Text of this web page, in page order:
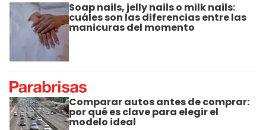
Soap nails, jelly nails o milk nails:
cuáles son las diferencias entre las
manicuras del momento
Comparar autos antes de comprar:
por qué es clave para elegir el
modelo ideal